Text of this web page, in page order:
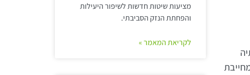
מציעות שיטות חדשות לשיפור היעילות
והפחתת הנזק הסביבתי.
לקריאת המאמר »